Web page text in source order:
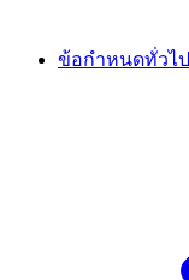
ข้อกำหนดทั่วไป